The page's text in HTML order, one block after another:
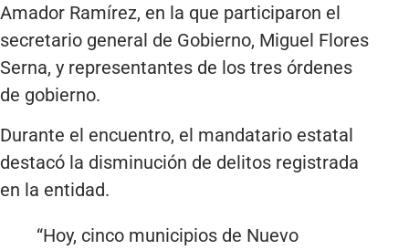
Amador Ramírez, en la que participaron el
secretario general de Gobierno, Miguel Flores
Serna, y representantes de los tres órdenes
de gobierno.
Durante el encuentro, el mandatario estatal
destacó la disminución de delitos registrada
en la entidad.
“Hoy, cinco municipios de Nuevo